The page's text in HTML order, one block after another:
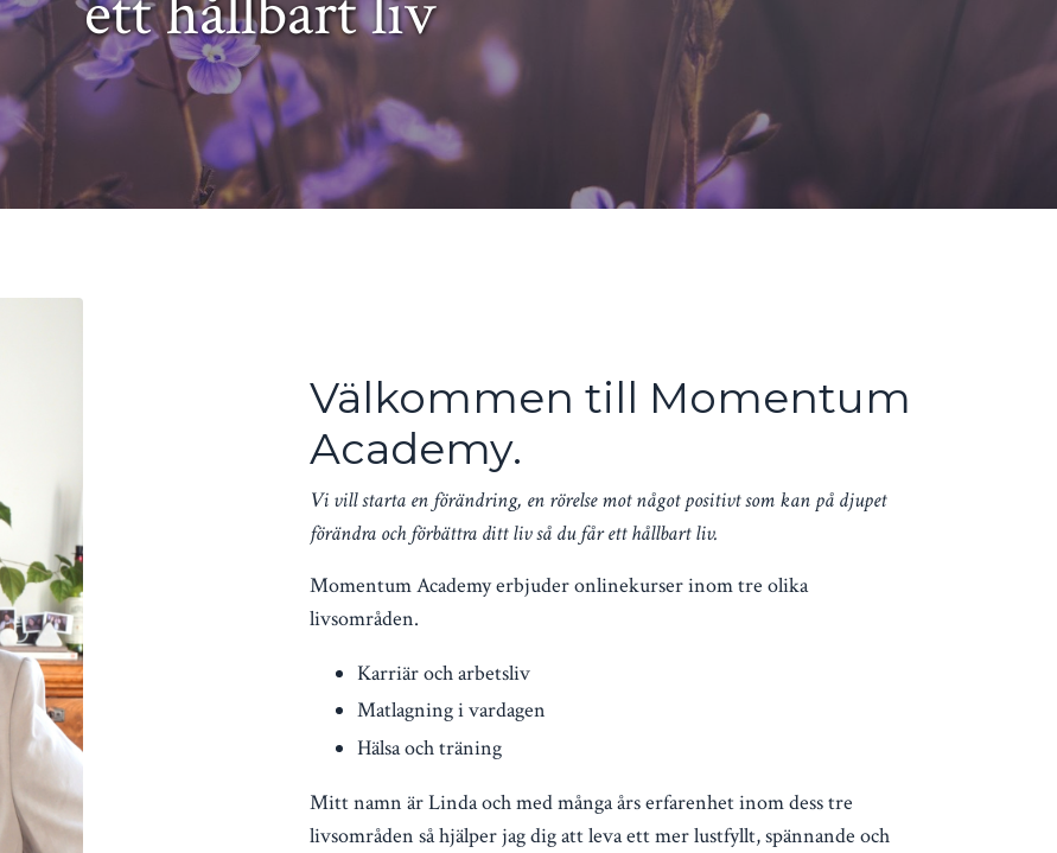
Välkommen till Momentum
Academy.
Vi vill starta en förändring, en rörelse mot något positivt som kan på djupet
förändra och förbättra ditt liv så du får ett hållbart liv.
Momentum Academy erbjuder onlinekurser inom tre olika
livsområden.
Karriär och arbetsliv
Matlagning i vardagen
Hälsa och träning
Mitt namn är Linda och med många års erfarenhet inom dess tre
livsområden så hjälper jag dig att leva ett mer lustfyllt, spännande och